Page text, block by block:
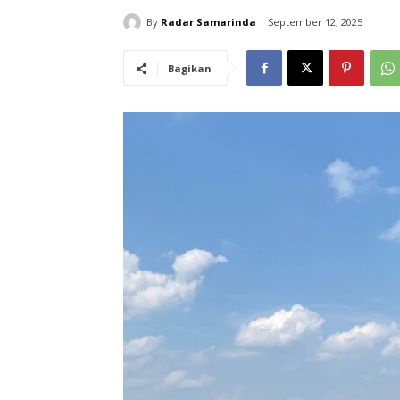
By Radar Samarinda September 12, 2025
Bagikan